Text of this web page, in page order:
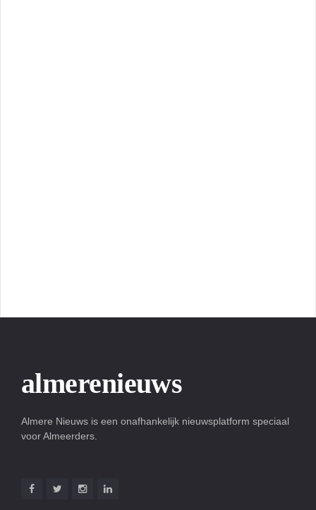
almerenieuws
Almere Nieuws is een onafhankelijk nieuwsplatform speciaal
voor Almeerders.